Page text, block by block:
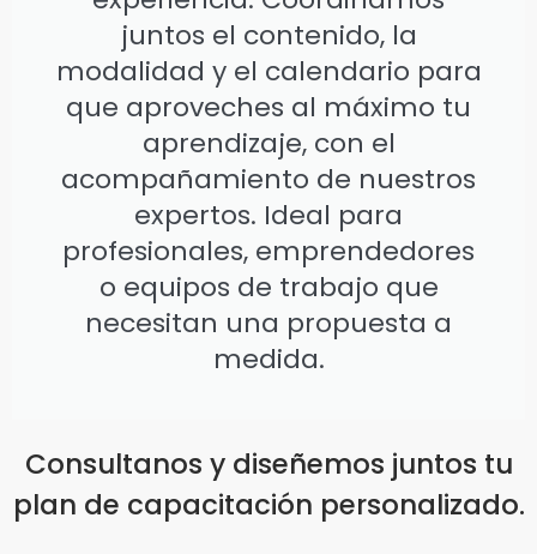
juntos el contenido, la
modalidad y el calendario para
que aproveches al máximo tu
aprendizaje, con el
acompañamiento de nuestros
expertos. Ideal para
profesionales, emprendedores
o equipos de trabajo que
necesitan una propuesta a
medida.
Consultanos y diseñemos juntos tu
plan de capacitación personalizado.